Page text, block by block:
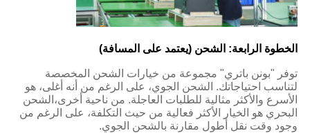
الخطوة الرابعة: الشحن (يعتمد على المسافة)
توفر "بونن باتري" مجموعة من خيارات الشحن المخصصة
لتناسب احتياجاتك. الشحن الجوي، على الرغم من أنه أغلى، هو
الأسرع والأكثر مثالية للطلبات العاجلة. من ناحية أخرى،الشحن
البحري هو الخيار الأكثر فعالية من حيث التكلفة، على الرغم من
وجود وقت نقل أطول مقارنة بالشحن الجوي.